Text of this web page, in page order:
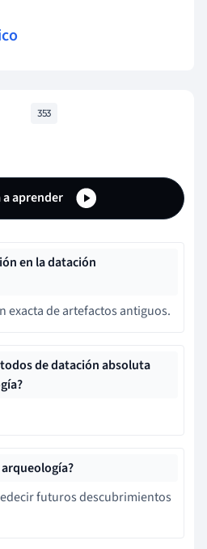
353
a aprender
en la datación
exacta de artefactos antiguos.
de datación absoluta
futuros descubrimientos